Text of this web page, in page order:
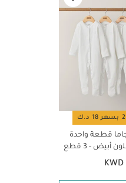
الإرشادات:
ممنوع استخدام
منخفضة
الجاف
الجانب الآخر
قصيرة قماش عضوي بلون أبيض
قطعة واحدة
أبيض - 3 قطع